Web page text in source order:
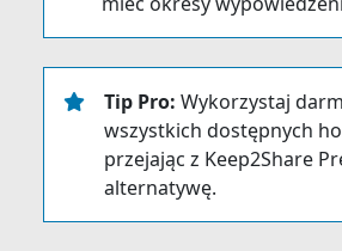
Tip Pro: Wykorzystaj
wszystkich dostępnych
przejając z Keep2Share
alternatywę.